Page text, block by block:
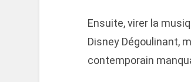
Ensuite, virer la
Disney Dégoulinant,
contemporain